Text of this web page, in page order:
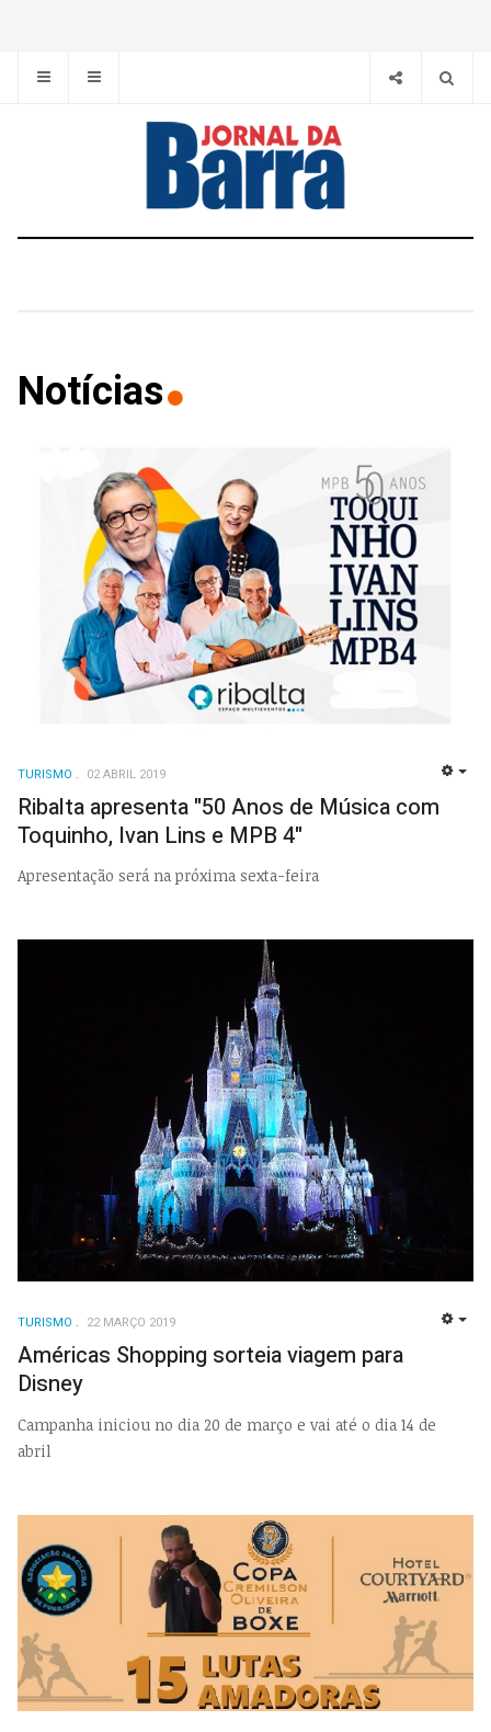
Notícias
TURISMO 02 ABRIL 2019
Ribalta apresenta "50 Anos de Música com
Toquinho, Ivan Lins e MPB 4"
Apresentação será na próxima sexta-feira
TURISMO 22 MARÇO 2019
Américas Shopping sorteia viagem para
Disney
Campanha iniciou no dia 20 de março e vai até o dia 14 de
abril